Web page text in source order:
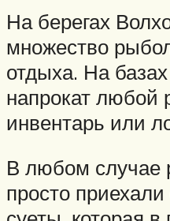
На берегах
множество
отдыха. На
напрокат любой
инвентарь или
В любом случае
просто приехали